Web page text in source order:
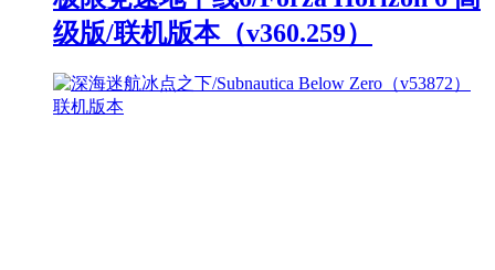
级版/联机版本（v360.259）